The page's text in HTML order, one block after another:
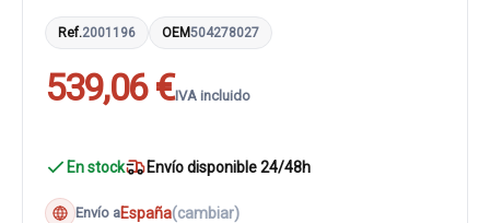
Ref.2001196 OEM504278027
539,06 €IVA incluido
En stock Envío disponible 24/48h
Envío aEspaña(cambiar)